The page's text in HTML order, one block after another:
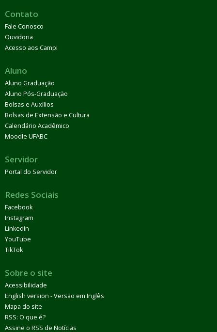
Contato
Fale Conosco
Ouvidoria
Acesso aos Campi
Aluno
Aluno Graduação
Aluno Pós-Graduação
Bolsas e Auxílios
Bolsas de Extensão e Cultura
Calendário Acadêmico
Moodle UFABC
Servidor
Portal do Servidor
Redes Sociais
Facebook
Instagram
LinkedIn
YouTube
TikTok
Sobre o site
Acessibilidade
English version - Versão em Inglês
Mapa do site
RSS: O que é?
Assine o RSS de Notícias